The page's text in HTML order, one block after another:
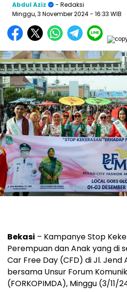
Abdul Aziz
- Redaksi
Minggu, 3 November 2024- 16:33 WIB
Bekasi – Kampanye Stop
Perempuan dan Anak yang di
Car Free Day (CFD) di Jl. Jend
bersama Unsur Forum
(FORKOPIMDA), Minggu (3/11/